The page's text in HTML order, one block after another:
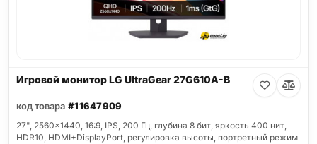
Игровой монитор LG UltraGear 27G610A-B
код товара #11647909
27", 2560x1440, 16:9, IPS, 200 Гц, глубина 8 бит, яркость 400 нит,
HDR10, HDMI+DisplayPort, регулировка высоты, портретный режим